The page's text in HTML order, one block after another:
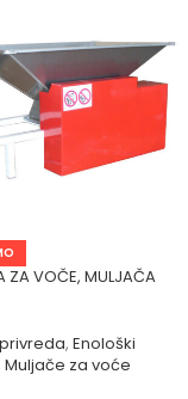
ZA VOČE, MULJAČA
, Enološki
Muljače za voće